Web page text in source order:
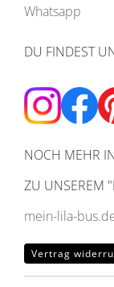
Whatsapp
DU FINDEST
NOCH MEHR
ZU UNSEREM
mein-lila-
Vertrag